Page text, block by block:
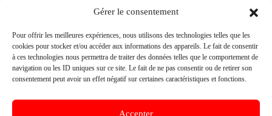
Gérer le consentement
Pour offrir les meilleures expériences, nous utilisons des technologies telles que les
cookies pour stocker et/ou accéder aux informations des appareils. Le fait de consentir
à ces technologies nous permettra de traiter des données telles que le comportement de
navigation ou les ID uniques sur ce site. Le fait de ne pas consentir ou de retirer son
consentement peut avoir un effet négatif sur certaines caractéristiques et fonctions.
Accepter
Copropriété | MOE |
en Travaux |
Fabricants | Marque |
© 2026 BMATR® — Tous droits réservés.